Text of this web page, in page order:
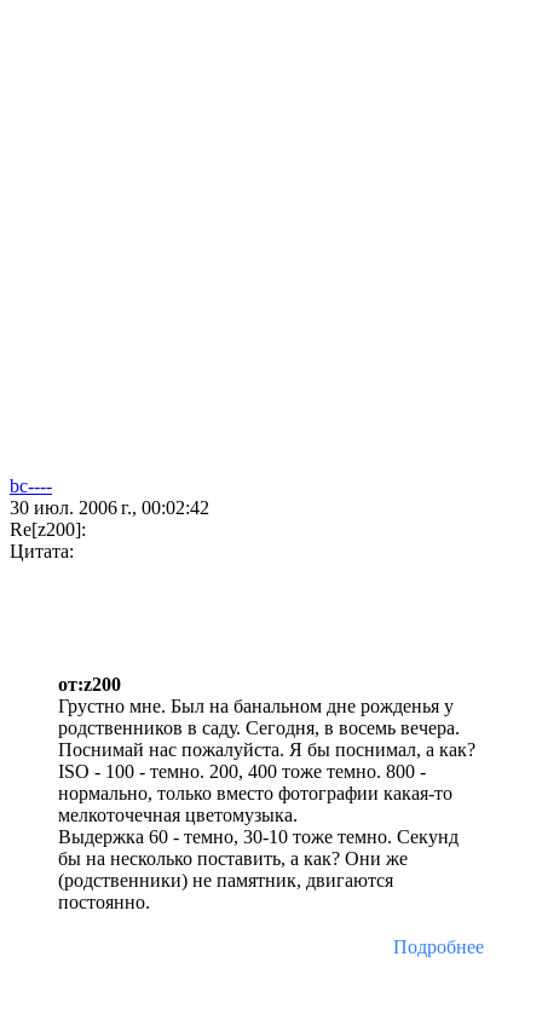
bc----
30 июл. 2006 г., 00:02:42
Re[z200]:
Цитата:
от:z200
Грустно мне. Был на банальном дне рожденья у
родственников в саду. Сегодня, в восемь вечера.
Поснимай нас пожалуйста. Я бы поснимал, а как?
ISO - 100 - темно. 200, 400 тоже темно. 800 -
нормально, только вместо фотографии какая-то
мелкоточечная цветомузыка.
Выдержка 60 - темно, 30-10 тоже темно. Секунд
бы на несколько поставить, а как? Они же
(родственники) не памятник, двигаются
постоянно.
Подробнее